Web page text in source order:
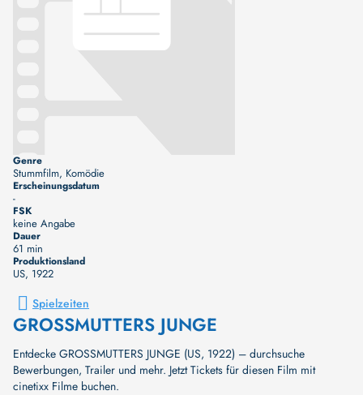
Genre
Stummfilm, Komödie
Erscheinungsdatum
-
FSK
keine Angabe
Dauer
61 min
Produktionsland
US, 1922
Spielzeiten
GROSSMUTTERS JUNGE
Entdecke GROSSMUTTERS JUNGE (US, 1922) – durchsuche
Bewerbungen, Trailer und mehr. Jetzt Tickets für diesen Film mit
cinetixx Filme buchen.